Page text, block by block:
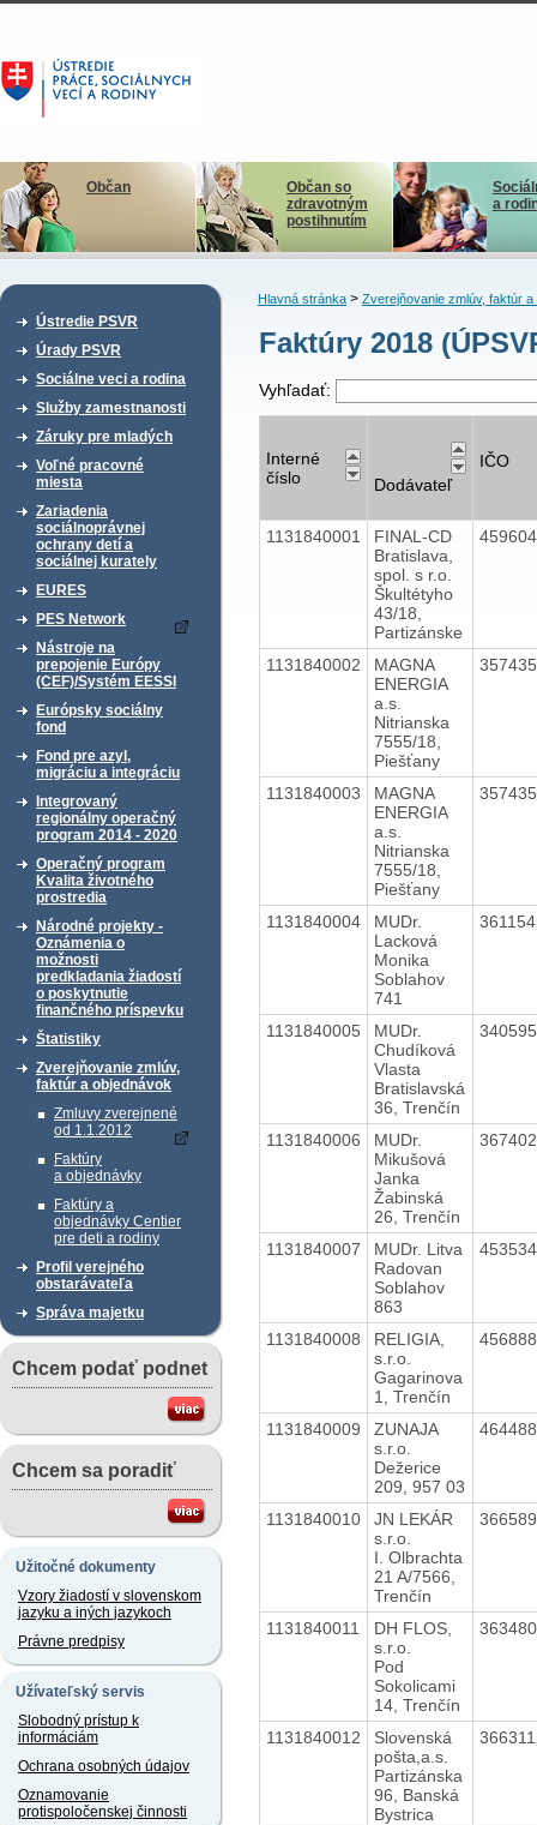
Občan
Občan so
zdravotným
postihnutím
a
Ústredie PSVR
Úrady PSVR
Sociálne veci a rodina
Služby zamestnanosti
Záruky pre mladých
Voľné pracovné
miesta
Zariadenia
sociálnoprávnej
ochrany detí a
sociálnej kurately
EURES
PES Network
Nástroje na
prepojenie Európy
(CEF)/Systém EESSI
Európsky sociálny
fond
Fond pre azyl,
migráciu a integráciu
Integrovaný
regionálny operačný
program 2014 - 2020
Operačný program
Kvalita životného
prostredia
Národné projekty -
Oznámenia o
možnosti
predkladania žiadostí
o poskytnutie
finančného príspevku
Štatistiky
Zverejňovanie zmlúv,
faktúr a objednávok
Zmluvy zverejnené
od 1.1.2012
Faktúry
a objednávky
Faktúry a
objednávky Centier
pre deti a rodiny
Profil verejného
obstarávateľa
Správa majetku
Chcem podať podnet
Chcem sa poradiť
Užitočné dokumenty
Vzory žiadostí v slovenskom
jazyku a iných jazykoch
Právne predpisy
Užívateľský servis
Slobodný prístup k
informáciám
Ochrana osobných údajov
Oznamovanie
protispoločenskej činnosti
Hlavná stránka> Zverejňovanie zmlúv, faktúr a
Faktúry 2018
Vyhľadať:
Interné
číslo
Dodávateľ
IČO
1131840001
FINAL-CD
Bratislava,
spol. s r.o.
Škultétyho
43/18,
Partizánske
1131840002
MAGNA
ENERGIA
a.s.
Nitrianska
7555/18,
Piešťany
1131840003
MAGNA
ENERGIA
a.s.
Nitrianska
7555/18,
Piešťany
1131840004
MUDr.
Lacková
Monika
Soblahov
741
1131840005
MUDr.
Chudíková
Vlasta
Bratislavská
36, Trenčín
1131840006
MUDr.
Mikušová
Janka
Žabinská
26, Trenčín
1131840007
MUDr. Litva
Radovan
Soblahov
863
1131840008
RELIGIA,
s.r.o.
Gagarinova
1, Trenčín
1131840009
ZUNAJA
s.r.o.
Dežerice
209, 957 03
1131840010
JN LEKÁR
s.r.o.
I. Olbrachta
21 A/7566,
Trenčín
1131840011
DH FLOS,
s.r.o.
Pod
Sokolicami
14, Trenčín
1131840012
Slovenská
pošta,a.s.
Partizánska
96, Banská
Bystrica